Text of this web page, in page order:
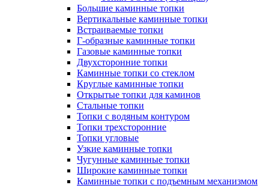
Большие каминные топки
Вертикальные каминные топки
Встраиваемые топки
Г-образные каминные топки
Газовые каминные топки
Двухсторонние топки
Каминные топки со стеклом
Круглые каминные топки
Открытые топки для каминов
Стальные топки
Топки с водяным контуром
Топки трехсторонние
Топки угловые
Узкие каминные топки
Чугунные каминные топки
Широкие каминные топки
Каминные топки с подъемным механизмом